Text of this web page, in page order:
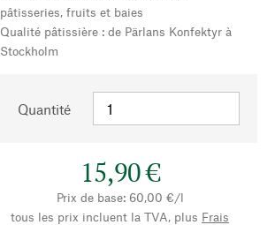
pâtisseries, fruits et baies
Qualité pâtissière : de Pärlans Konfektyr à
Stockholm
Quantité
15,90 €
Prix de base: 60,00 €/l
tous les prix incluent la TVA, plus Frais